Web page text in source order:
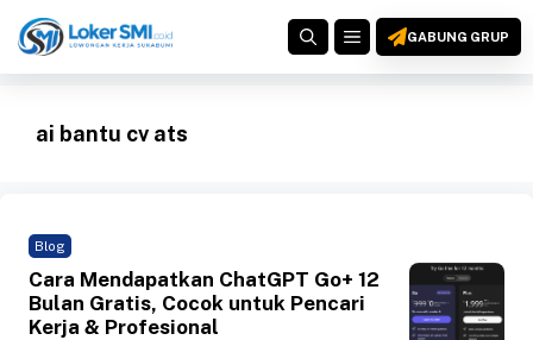
ke
MENUGABUNG GRUP
ai bantu cv ats
Blog
Cara Mendapatkan ChatGPT Go+ 12
Bulan Gratis, Cocok untuk Pencari
Kerja & Profesional